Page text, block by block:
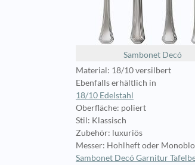
Sambonet Decó
Material: 18/10 versilbert
Ebenfalls erhältlich in
18/10 Edelstahl
Oberfläche: poliert
Stil: Klassisch
Zubehör: luxuriös
Messer: Hohlheft oder
Sambonet Decó Garnitur